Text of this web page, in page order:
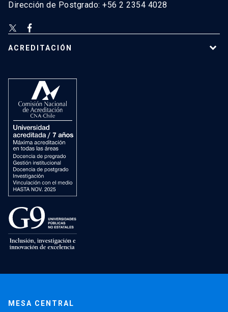
Dirección de Postgrado: +56 2 2354 4028
ACREDITACIÓN
MESA CENTRAL